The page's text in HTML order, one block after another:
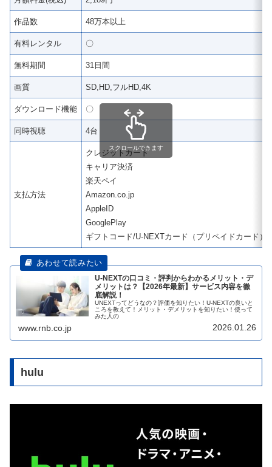
作品数 48万本以上
有料レンタル 〇
無料期間 31日間
画質 SD,HD,フルHD,4K
ダウンロード機能 〇
同時視聴 4台
支払方法
クレジットカード
キャリア決済
楽天ペイ
Amazon.co.jp
AppleID
GooglePlay
ギフトコード/U-NEXTカード（プリペイドカード）
スクロールできます
U-NEXTの口コミ・評判からわかるメリット・デ
メリットは？【2026年最新】サービス内容を徹
底解説！
UNEXTってどうなの？評価を知りたい！U-NEXTの良いと
ころを教えて！メリット・デメリットを知りたい！使って
みた人の
www.rnb.co.jp 2026.01.26
hulu